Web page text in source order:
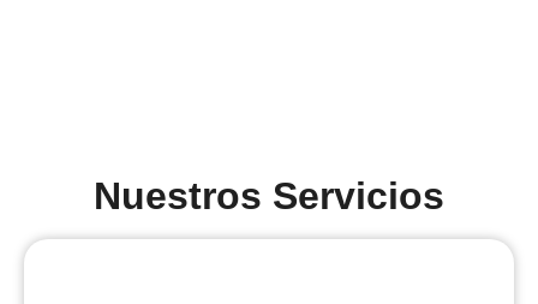
Nuestros Servicios